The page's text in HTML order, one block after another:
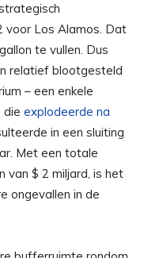
voor Los Alamos. Dat
te vullen. Dus
relatief blootgesteld
– een enkele
die explodeerde na
in een sluiting
Met een totale
van $ 2 miljard, is het
ongevallen in de